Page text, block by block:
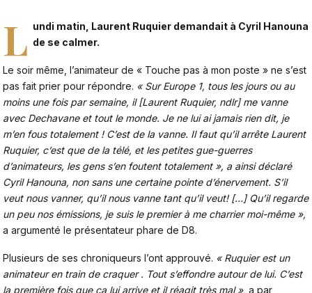
L undi matin, Laurent Ruquier demandait à Cyril Hanouna
de se calmer.
Le soir même, l’animateur de « Touche pas à mon poste » ne s’est
pas fait prier pour répondre. « Sur Europe 1, tous les jours ou au
moins une fois par semaine, il [Laurent Ruquier, ndlr] me vanne
avec Dechavane et tout le monde. Je ne lui ai jamais rien dit, je
m’en fous totalement ! C’est de la vanne. Il faut qu’il arrête Laurent
Ruquier, c’est que de la télé, et les petites gue-guerres
d’animateurs, les gens s’en foutent totalement », a ainsi déclaré
Cyril Hanouna, non sans une certaine pointe d’énervement. S’il
veut nous vanner, qu’il nous vanne tant qu’il veut! […] Qu’il regarde
un peu nos émissions, je suis le premier à me charrier moi-même »,
a argumenté le présentateur phare de D8.
Plusieurs de ses chroniqueurs l’ont approuvé. « Ruquier est un
animateur en train de craquer . Tout s’effondre autour de lui. C’est
la première fois que ça lui arrive et il réagit très mal », a par